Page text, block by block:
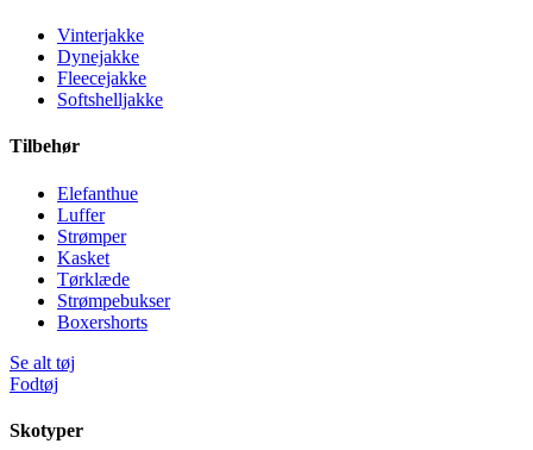
Vinterjakke
Dynejakke
Fleecejakke
Softshelljakke
Tilbehør
Elefanthue
Luffer
Strømper
Kasket
Tørklæde
Strømpebukser
Boxershorts
Se alt tøj
Fodtøj
Skotyper